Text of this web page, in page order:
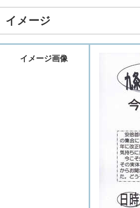
イメージ
イメージ画像